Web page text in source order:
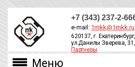
+7 (343) 237-2-
e-mail: 1mkk@1mkk.ru
620137, г. Екатеринбург,
ул.Данилы Зверева,
Партнеры